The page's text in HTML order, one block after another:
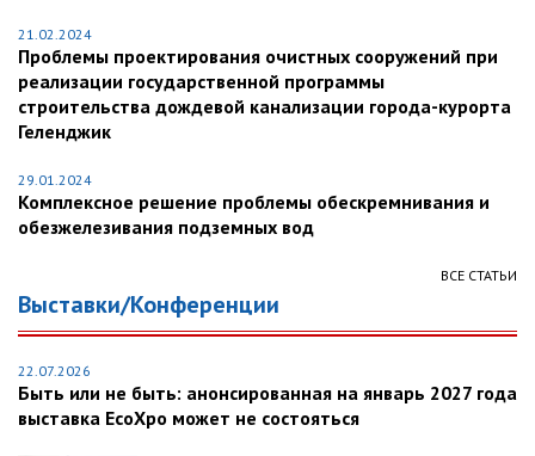
21.02.2024
Проблемы проектирования очистных сооружений при
реализации государственной программы
строительства дождевой канализации города-курорта
Геленджик
29.01.2024
Комплексное решение проблемы обескремнивания и
обезжелезивания подземных вод
ВСЕ СТАТЬИ
Выставки/Конференции
22.07.2026
Быть или не быть: анонсированная на январь 2027 года
выставка EcoXpo может не состояться